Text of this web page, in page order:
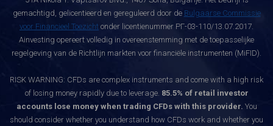
gemachtigd, gelicentieerd en gereguleerd door de Bulgaarse Commissie
voor Financieel Toezicht onder licentienummer РГ-03-110/13.07.2017.
Ainvesting opereert volledig in overeenstemming met de toepasselijke
regelgeving van de Richtlijn markten voor financiële instrumenten (MiFID).
RISK WARNING: CFDs are complex instruments and come with a high risk
of losing money rapidly due to leverage. 85.5% of retail investor
accounts lose money when trading CFDs with this provider. You
should consider whether you understand how CFDs work and whether you